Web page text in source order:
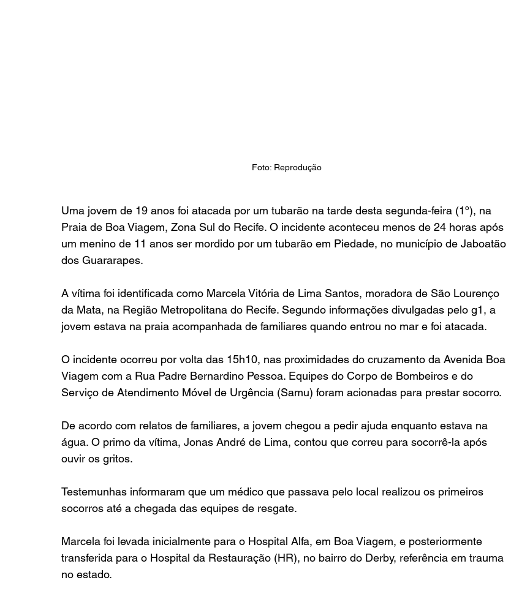
Foto: Reprodução
Uma jovem de 19 anos foi atacada por um tubarão na tarde desta segunda-feira (1º), na
Praia de Boa Viagem, Zona Sul do Recife. O incidente aconteceu menos de 24 horas após
um menino de 11 anos ser mordido por um tubarão em Piedade, no município de Jaboatão
dos Guararapes.
A vítima foi identificada como Marcela Vitória de Lima Santos, moradora de São Lourenço
da Mata, na Região Metropolitana do Recife. Segundo informações divulgadas pelo g1, a
jovem estava na praia acompanhada de familiares quando entrou no mar e foi atacada.
O incidente ocorreu por volta das 15h10, nas proximidades do cruzamento da Avenida Boa
Viagem com a Rua Padre Bernardino Pessoa. Equipes do Corpo de Bombeiros e do
Serviço de Atendimento Móvel de Urgência (Samu) foram acionadas para prestar socorro.
De acordo com relatos de familiares, a jovem chegou a pedir ajuda enquanto estava na
água. O primo da vítima, Jonas André de Lima, contou que correu para socorrê-la após
ouvir os gritos.
Testemunhas informaram que um médico que passava pelo local realizou os primeiros
socorros até a chegada das equipes de resgate.
Marcela foi levada inicialmente para o Hospital Alfa, em Boa Viagem, e posteriormente
transferida para o Hospital da Restauração (HR), no bairro do Derby, referência em trauma
no estado.